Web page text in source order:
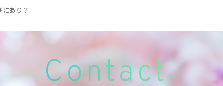
あり？
Contact